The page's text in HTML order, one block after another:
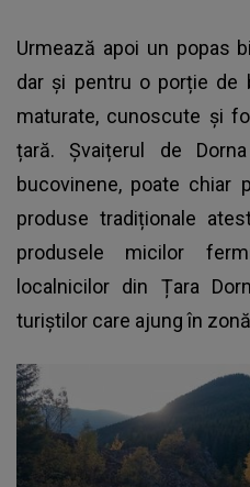
Urmează apoi un popas
dar și pentru o porție de
maturate, cunoscute și
țară. Șvaițerul de
bucovinene, poate chiar
produse tradiționale
produsele micilor
localnicilor din Țara
turiștilor care ajung în